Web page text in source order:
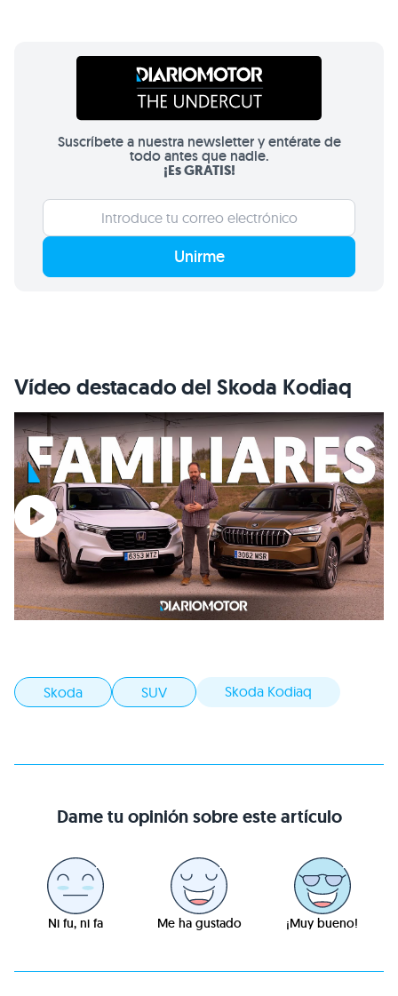
Suscríbete a nuestra newsletter y entérate de
todo antes que nadie.
¡Es GRATIS!
Unirme
Vídeo destacado del Skoda Kodiaq
Skoda SUV Skoda Kodiaq
Dame tu opinión sobre este artículo
Ni fu, ni fa Me ha gustado ¡Muy bueno!